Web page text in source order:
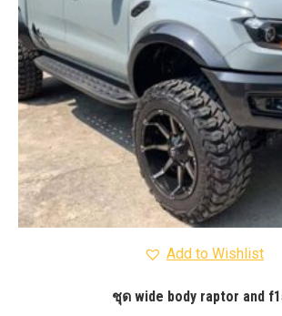
Add to Wishlist
ชุด wide body raptor and